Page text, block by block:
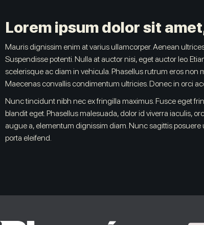
Lorem ipsum dolor sit
Mauris dignissim enim at varius ullamcorper. Aenean
Suspendisse potenti. Nulla at auctor nisi, eget auctor leo.
scelerisque ac diam in vehicula. Phasellus rutrum eros non
Maecenas convallis condimentum ultricies. Donec in orci
Nunc tincidunt nibh nec ex fringilla maximus. Fusce eget
blandit eget. Phasellus malesuada, dolor id viverra iaculis,
augue a, elementum dignissim diam. Nunc sagittis
porta eleifend.